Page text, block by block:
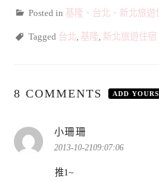
Posted in 基隆、台北、新北旅遊
Tagged 台北, 基隆, 新北旅遊住宿
8 COMMENTS ADD YOURS
小珊珊
示:
2013-10-2109:07:06
推1~